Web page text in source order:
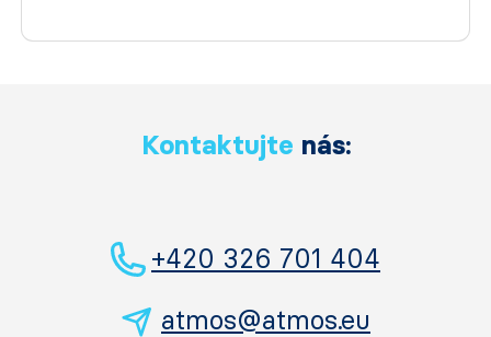
Kontaktujte nás:
+420 326 701 404
atmos@atmos.eu